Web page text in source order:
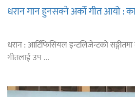
धरान गान हुनसक्ने अर्को गीत आयो :
धरान : आर्टिफिसियल इन्टलिजेन्टको
गीतलाई उप ...